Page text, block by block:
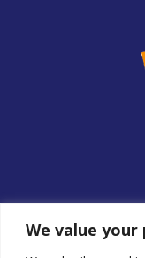
We value your